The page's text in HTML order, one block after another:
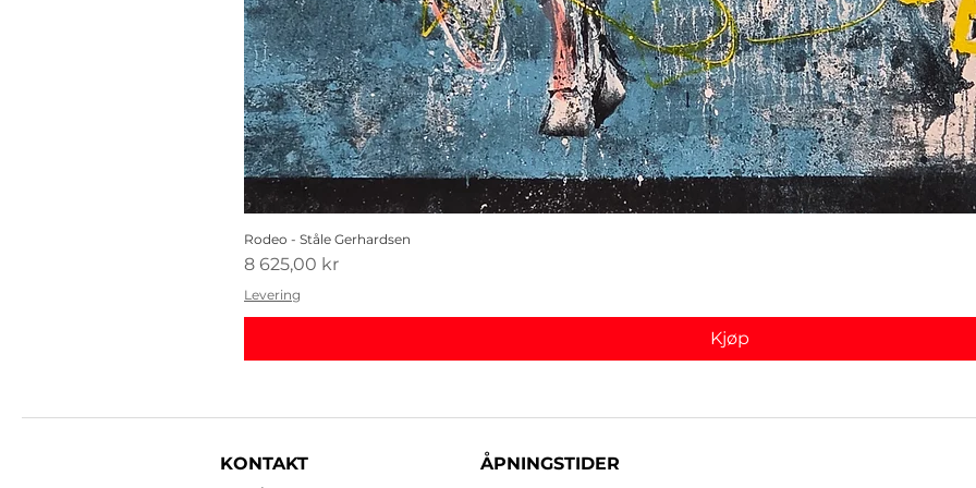
Rodeo - Ståle Gerhardsen
Pris
8 625,00 kr
Levering
Kjøp
KONTAKT ÅPNINGSTIDER